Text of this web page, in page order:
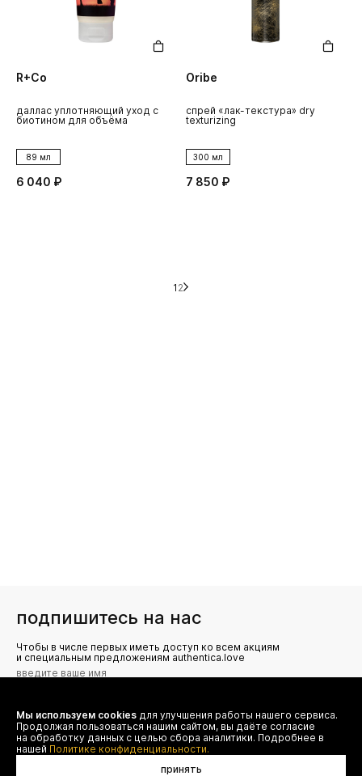
R+Co
даллас уплотняющий уход с
биотином для объёма
89 мл
6 040 ₽
Oribe
спрей «лак-текстура» dry
texturizing
300 мл
7 850 ₽
1 2
подпишитесь на нас
Чтобы в числе первых иметь доступ ко всем акциям
и специальным предложениям authentica.love
Я даю согласие на сбор, обработку и хранение моих
персональных данных (имя, email, телефон) для получения
рекламных и информационных рассылок от ООО 'БТ
Юнайтед', а также ознакомлен(а) с
Политикой конфиденциальности
Мы используем cookies для улучшения работы нашего сервиса.
Продолжая пользоваться нашим сайтом, вы даёте согласие
на обработку данных с целью сбора аналитики. Подробнее в
нашей Политике конфиденциальности.
принять